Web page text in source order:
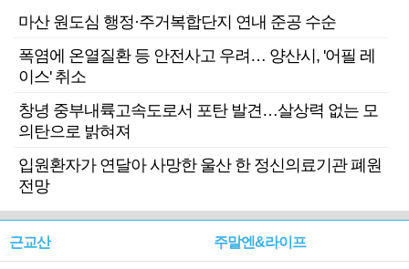
마산 원도심 행정·주거복합단지 연내 준공 수순
폭염에 온열질환 등 안전사고 우려… 양산시, '어필 레
이스' 취소
창녕 중부내륙고속도로서 포탄 발견…살상력 없는 모
의탄으로 밝혀져
입원환자가 연달아 사망한 울산 한 정신의료기관 폐원
전망
근교산 주말엔&라이프